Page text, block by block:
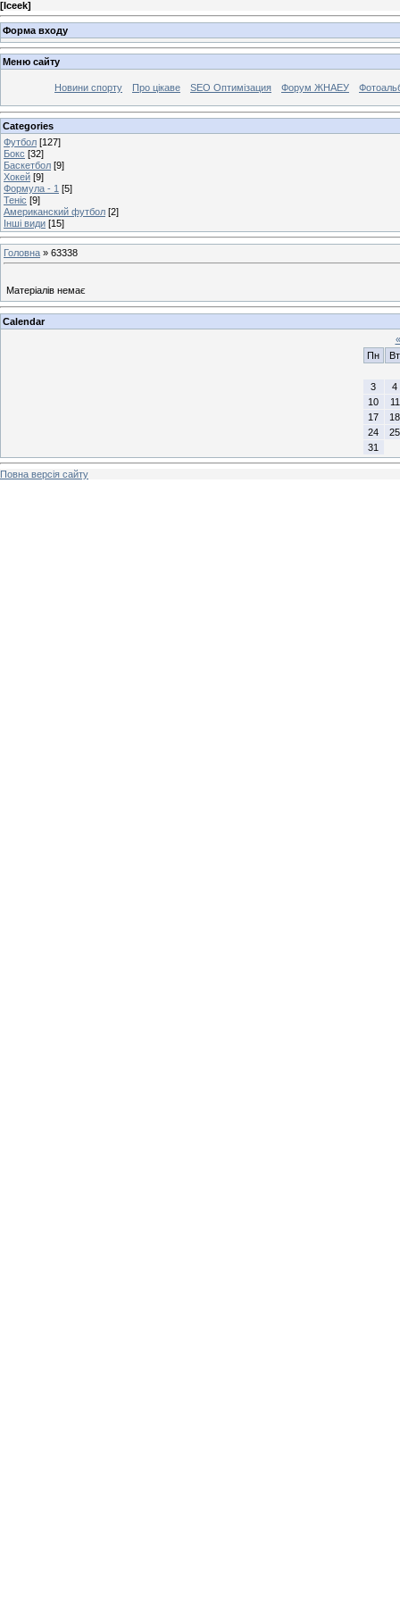
[Iceek]
Форма входу
Меню сайту
Новини спорту Про цікаве SEO Оптимізация Форум ЖНАЕУ
Categories
Футбол [127]
Бокс [32]
Баскетбол [9]
Хокей [9]
Формула - 1 [5]
Теніс [9]
Американский футбол [2]
Інші види [15]
Головна » 63338
Матеріалів немає
Calendar
«
Пн
Вт
3
4
10
11
17
18
24
25
31
Повна версія сайту